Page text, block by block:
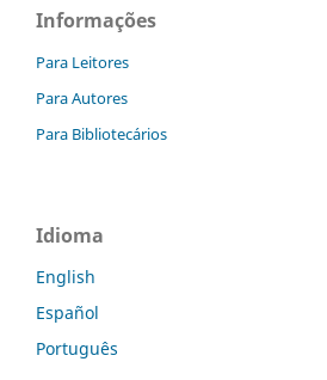
Informações
Para Leitores
Para Autores
Para Bibliotecários
Idioma
English
Español
Português